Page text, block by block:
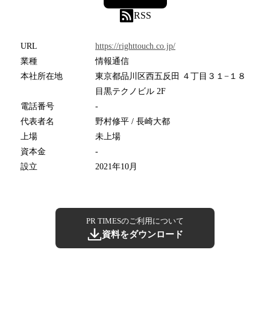
RSS
URL
https://righttouch.co.jp/
業種
情報通信
本社所在地
東京都品川区西五反田 ４丁目３１−１８
目黒テクノビル 2F
電話番号
-
代表者名
野村修平 / 長崎大都
上場
未上場
資本金
-
設立
2021年10月
PR TIMESのご利用について
資料をダウンロード